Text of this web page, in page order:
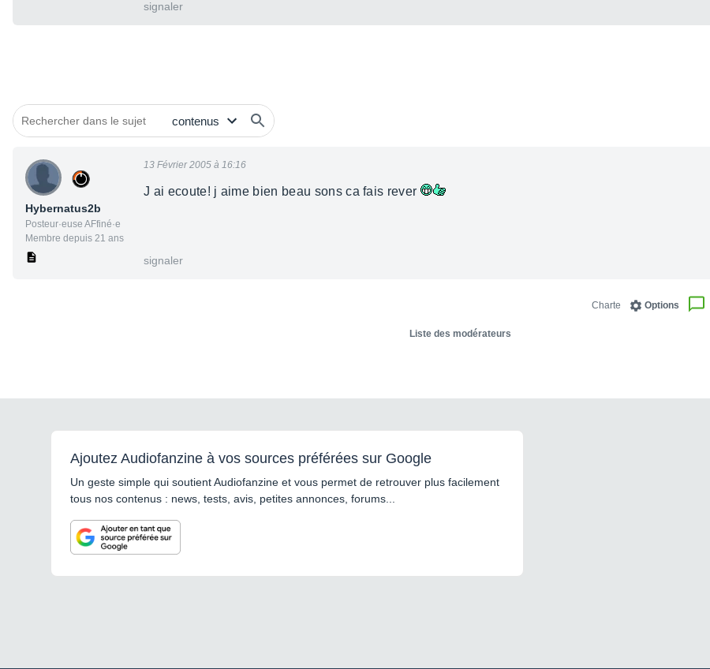
signaler
Hybernatus2b
Posteur·euse AFfiné·e
Membre depuis 21 ans
13 Février 2005 à 16:16
J ai ecoute! j aime bien beau sons ca fais rever
signaler
Options
Charte
Liste des modérateurs
Ajoutez Audiofanzine à vos sources préférées sur Google
Un geste simple qui soutient Audiofanzine et vous permet de retrouver plus facilement
tous nos contenus : news, tests, avis, petites annonces, forums...